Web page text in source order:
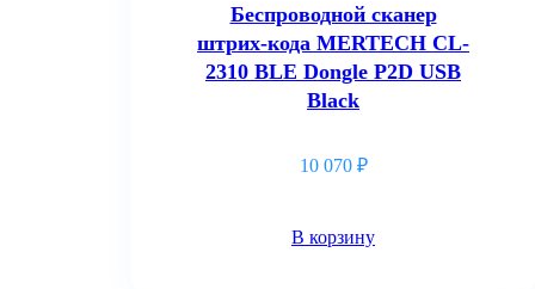
Беспроводной сканер
штрих-кода MERTECH CL-
2310 BLE Dongle P2D USB
Black
10 070 ₽
В корзину